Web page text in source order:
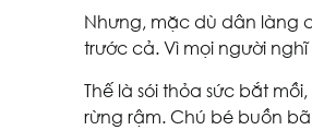
Nhưng, mặc dù dân làng
trước cả. Vì mọi người nghĩ
Thế là sói thỏa sức bắt
rừng rậm. Chú bé buồn